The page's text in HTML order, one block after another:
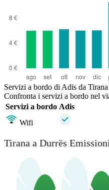
Servizi a bordo di Adis da
Confronta i servizi a bordo nel
Servizi a bordo Adis
Wifi
Tirana a Durrës